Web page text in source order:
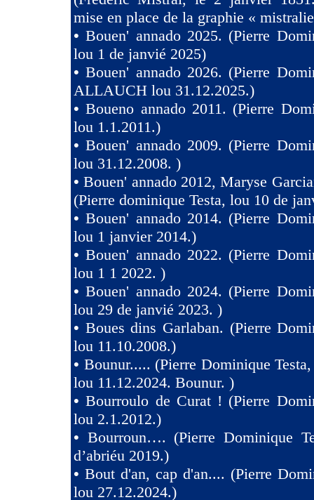
mise en place de la graphie «
•Bouen' annado 2025. (Pierre
lou 1 de janvié 2025)
•Bouen' annado 2026. (Pierre
ALLAUCH lou 31.12.2025.)
•Boueno annado 2011. (Pierre
lou 1.1.2011.)
•Bouen' annado 2009. (Pierre
lou 31.12.2008. )
•Bouen' annado 2012, Maryse
(Pierre dominique Testa, lou 10 de
•Bouen' annado 2014. (Pierre
lou 1 janvier 2014.)
•Bouen' annado 2022. (Pierre
lou 1 1 2022. )
•Bouen' annado 2024. (Pierre
lou 29 de janvié 2023. )
• Boues dins Garlaban. (Pierre
lou 11.10.2008.)
• Bounur..... (Pierre Dominique
lou 11.12.2024. Bounur. )
•Bourroulo de Curat ! (Pierre
lou 2.1.2012.)
• Bourroun…. (Pierre Dominique
d’abriéu 2019.)
• Bout d'an, cap d'an.... (Pierre
lou 27.12.2024.)